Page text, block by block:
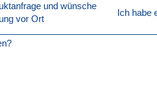
und wünsche
vor Ort
Ich habe